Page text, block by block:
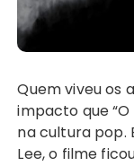
Quem viveu os anos 90 certamente se lembra do
impacto que
na cultura pop.
Lee, o filme